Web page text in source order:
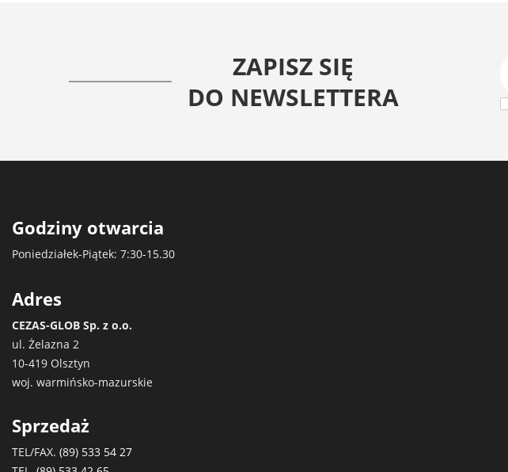
ZAPISZ SIĘ
DO NEWSLETTERA
Godziny otwarcia
Poniedziałek-Piątek: 7:30-15.30
Adres
CEZAS-GLOB Sp. z o.o.
ul. Żelazna 2
10-419 Olsztyn
woj. warmińsko-mazurskie
Sprzedaż
TEL/FAX. (89) 533 54 27